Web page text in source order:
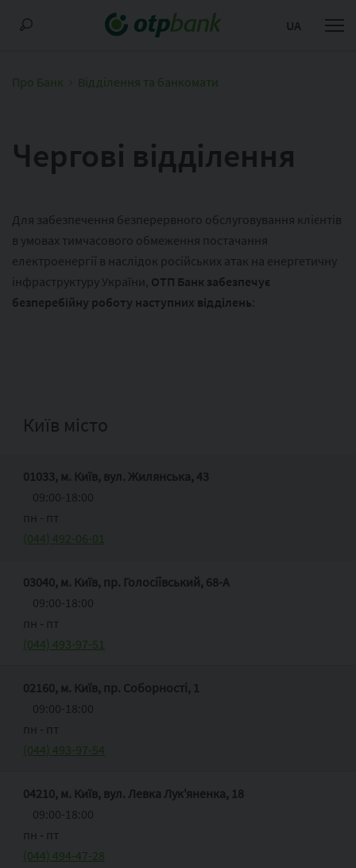
UA
Про Банк Відділення та банкомати
Чергові відділення
Для забезпечення безперервного обслуговування клієнтів
в умовах тимчасового обмеження постачання
електроенергії в наслідок російських атак на енергетичну
інфраструктуру України, ОТП Банк забезпечує
безперебійну роботу наступних відділень
Київ місто
01033, м. Київ, вул. Жилянська, 43
09:00-18:00
пн - пт
(044) 492-06-01
03040, м. Київ, пр. Голосіївський, 68-А
09:00-18:00
пн ‑ пт
(044) 493-97-51
02160, м. Київ, пр. Соборності, 1
09:00-18:00
пн ‑ пт
(044) 493-97-54
04210, м. Київ, вул. Левка Лук'яненка, 18
09:00-18:00
пн ‑ пт
(044) 494-47-28